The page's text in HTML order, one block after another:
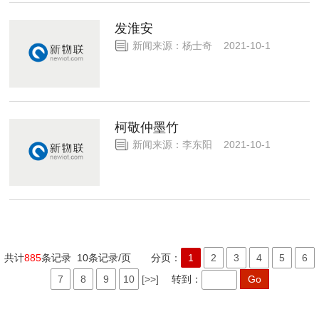
发淮安
新闻来源：杨士奇 2021-10-1
柯敬仲墨竹
新闻来源：李东阳 2021-10-1
共计885条记录 10条记录/页 分页： 1 2 3 4 5
6
7
8 9 10 [>>] 转到：